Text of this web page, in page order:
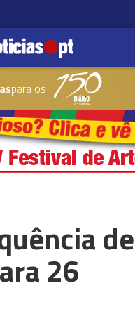
para os
26